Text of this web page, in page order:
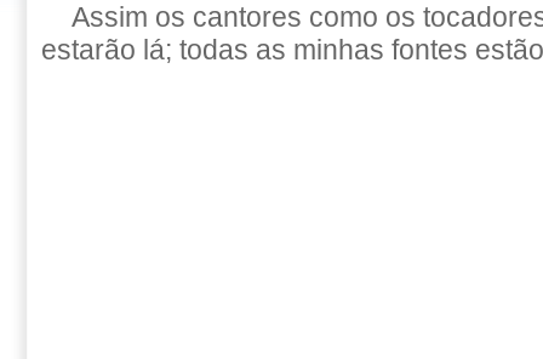
Assim os cantores como os
estarão lá; todas as minhas fontes